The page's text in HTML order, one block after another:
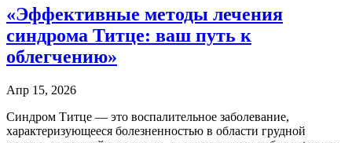
«Эффективные методы лечения
синдрома Титце: ваш путь к
облегчению»
Апр 15, 2026
Синдром Титце — это воспалительное заболевание,
характеризующееся болезненностью в области грудной